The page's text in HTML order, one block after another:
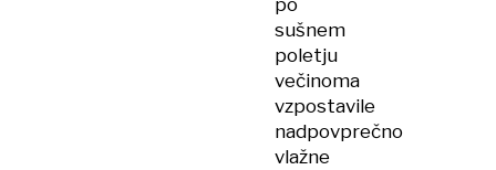
po
sušnem
poletju
večinoma
vzpostavile
nadpovprečno
vlažne